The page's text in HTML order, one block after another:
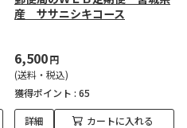
産 ササニシキコース
6,500円
(送料・税込)
獲得ポイント : 65
詳細 カートに入れる